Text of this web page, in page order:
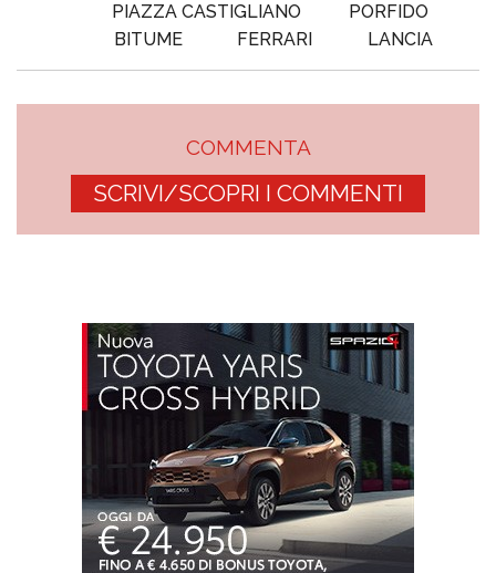
PIAZZA CASTIGLIANO
PORFIDO
BITUME
FERRARI LANCIA
COMMENTA
SCRIVI/SCOPRI I COMMENTI